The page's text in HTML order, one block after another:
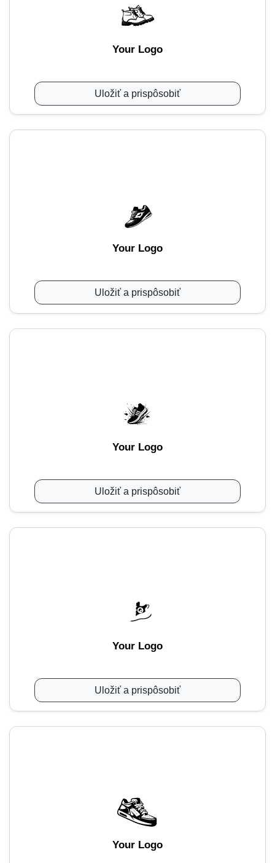
Your Logo
Uložiť a prispôsobiť
Your Logo
Uložiť a prispôsobiť
Your Logo
Uložiť a prispôsobiť
Your Logo
Uložiť a prispôsobiť
Your Logo